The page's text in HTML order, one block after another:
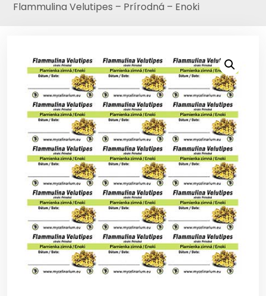
Flammulina Velutipes – Prírodná – Enoki